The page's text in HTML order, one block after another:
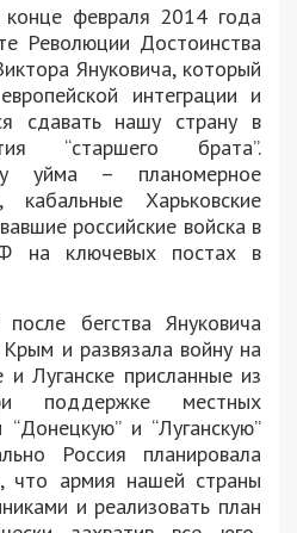
февраля 2014 года
Революции Достоинства
Януковича, который
интеграции и
сдавать нашу страну в
“старшего брата”.
уйма – планомерное
кабальные Харьковские
российские войска в
на ключевых постах в
бегства Януковича
и развязала войну на
Луганске присланные из
поддержке местных
и “Луганскую”
Россия планировала
что армия нашей страны
и реализовать план